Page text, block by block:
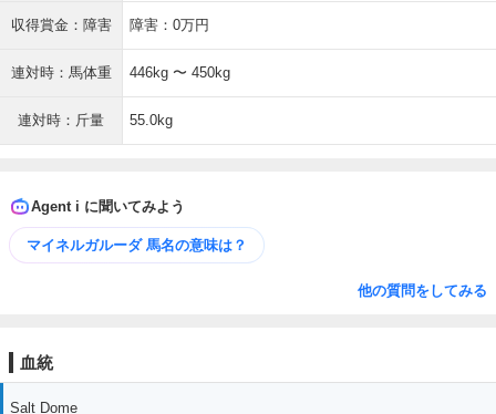
収得賞金：障害 障害：0万円
連対時：馬体重 446kg 〜 450kg
連対時：斤量 55.0kg
Agent i に聞いてみよう
マイネルガルーダ 馬名の意味は？
他の質問をしてみる
血統
Salt Dome